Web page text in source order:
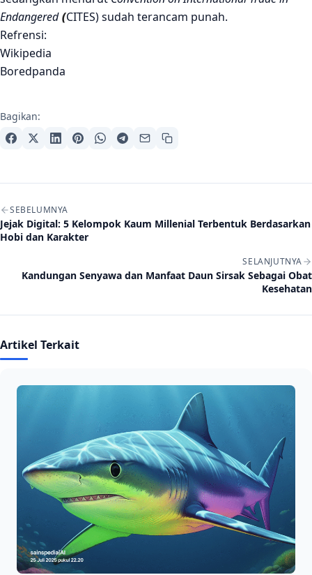
Endangered (CITES) sudah terancam punah.
Refrensi:
Wikipedia
Boredpanda
Bagikan:
Navigasi artikel
SEBELUMNYA
Jejak Digital: 5 Kelompok Kaum Millenial Terbentuk Berdasarkan
Hobi dan Karakter
SELANJUTNYA
Kandungan Senyawa dan Manfaat Daun Sirsak Sebagai Obat
Kesehatan
Artikel Terkait